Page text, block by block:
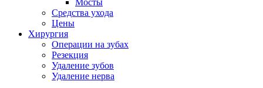
Мосты
Средства ухода
Цены
Хирургия
Операции на зубах
Резекция
Удаление зубов
Удаление нерва